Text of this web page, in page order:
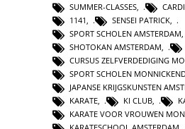
SUMMER-CLASSES
1141
SENSEI PATRICK
SPORT SCHOLEN AMSTERDAM
SHOTOKAN AMSTERDAM
CURSUS ZELFVERDEDIGING
SPORT SCHOLEN
JAPANSE KRIJGSKUNSTEN
KARATE, KI CLUB,
KARATE VOOR VROUWEN